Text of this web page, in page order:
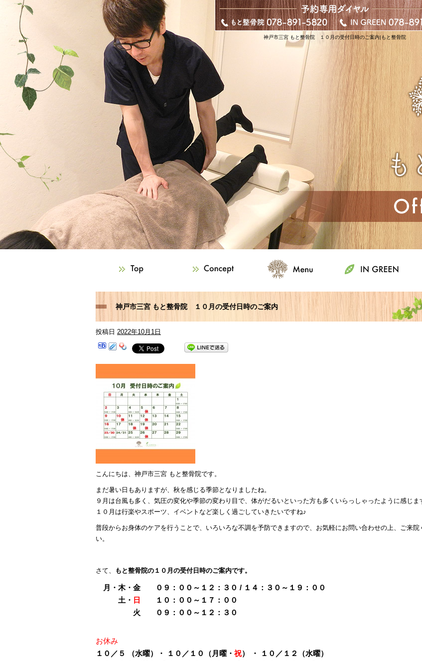
神戸市三宮 もと整骨院 １０月の受付日時のご案内|もと整骨院
神戸市三宮 もと整骨院 １０月の受付日時のご案内
投稿日 2022年10月1日
こんにちは、神戸市三宮 もと整骨院です。
まだ暑い日もありますが、秋を感じる季節となりましたね。
９月は台風も多く、気圧の変化や季節の変わり目で、体がだるいといった方も多くいらっしゃったように感じま
１０月は行楽やスポーツ、イベントなど楽しく過ごしていきたいですね♪
普段からお身体のケアを行うことで、いろいろな不調を予防できますので、お気軽にお問い合わせの上、ご来院
い。
さて、 もと整骨院の１０月の受付日時のご案内です。
月・木・金 ０９：００～１２：３０ / １４：３０～１９：００
土・ 日
１０：００～１７：００
火 ０９：００～１２：３０
お休み
１０／５ （水曜）・ １０／１０（月曜・ 祝） ・ １０／１２（水曜）